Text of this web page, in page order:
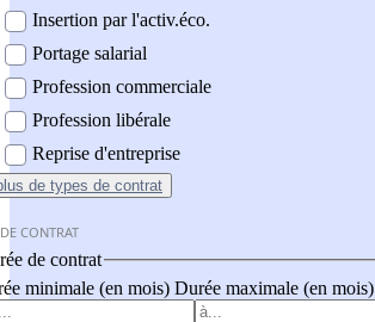
Insertion par l'activ.éco.
Portage salarial
Profession commerciale
Profession libérale
Reprise d'entreprise
de types de contrat
CONTRAT
de contrat
minimale (en mois) Durée maximale (en mois)